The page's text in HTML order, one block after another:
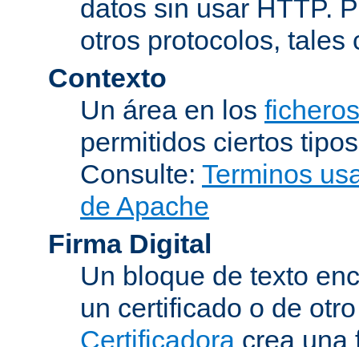
datos sin usar HTTP.
otros protocolos, tales
Contexto
Un área en los
permitidos ciertos
Consulte: Terminos
de Apache
Firma Digital
Un bloque de texto
un certificado o de
Certificadora crea una